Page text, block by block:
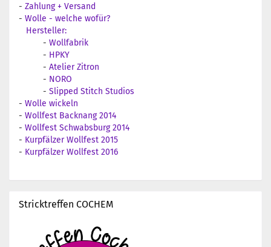
- Zahlung + Versand
- Wolle - welche wofür?
Hersteller:
- Wollfabrik
- HPKY
- Atelier Zitron
- NORO
- Slipped Stitch Studios
- Wolle wickeln
- Wollfest Backnang 2014
- Wollfest Schwabsburg 2014
- Kurpfälzer Wollfest 2015
- Kurpfälzer Wollfest 2016
Stricktreffen COCHEM